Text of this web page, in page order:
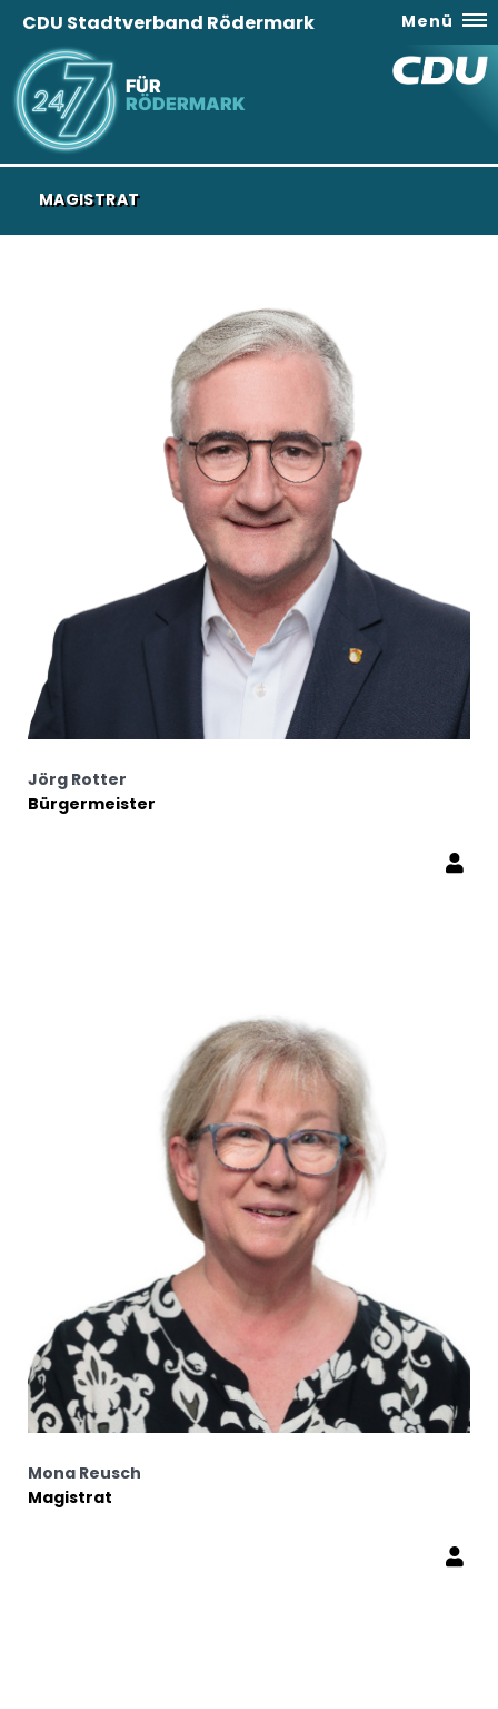
FÜR
RÖDERMARK
CDU Stadtverband Rödermark Menü
MAGISTRAT
Jörg Rotter
Bürgermeister
Mona Reusch
Magistrat